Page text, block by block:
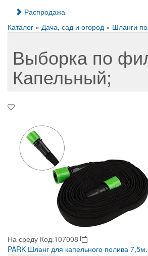
Распродажа
Каталог » Дача, сад и огород » Шланги
Выборка по
Капельный;
На среду Код:107008
PARK Шланг для капельного полива